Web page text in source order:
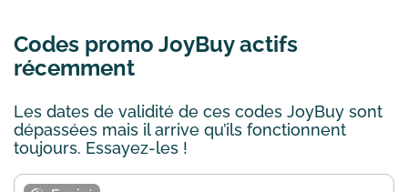
Codes promo JoyBuy actifs
récemment
Les dates de validité de ces codes JoyBuy sont
dépassées mais il arrive qu’ils fonctionnent
toujours. Essayez-les !